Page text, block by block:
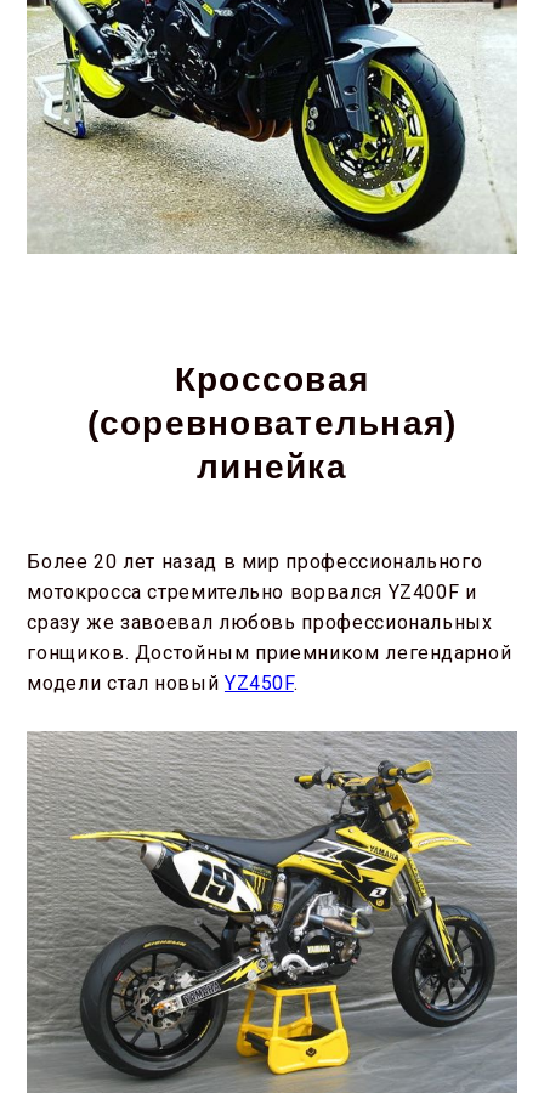
Кроссовая
(соревновательная)
линейка
Более 20 лет назад в мир профессионального
мотокросса стремительно ворвался YZ400F и
сразу же завоевал любовь профессиональных
гонщиков. Достойным приемником легендарной
модели стал новый YZ450F.